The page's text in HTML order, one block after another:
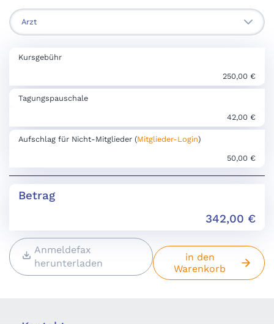
Kursgebühr
250,00 €
Tagungspauschale
42,00 €
Aufschlag für Nicht-Mitglieder (Mitglieder-Login)
50,00 €
Betrag
342,00 €
Anmeldefax
herunterladen
in den
Warenkorb